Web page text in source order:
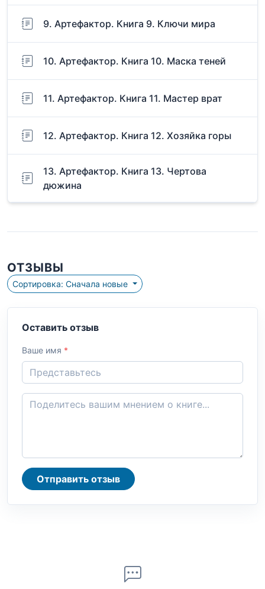
9. Артефактор. Книга 9. Ключи мира
10. Артефактор. Книга 10. Маска теней
11. Артефактор. Книга 11. Мастер врат
12. Артефактор. Книга 12. Хозяйка горы
13. Артефактор. Книга 13. Чертова
дюжина
ОТЗЫВЫ
Сортировка: Сначала новые
Оставить отзыв
Ваше имя *
Отправить отзыв